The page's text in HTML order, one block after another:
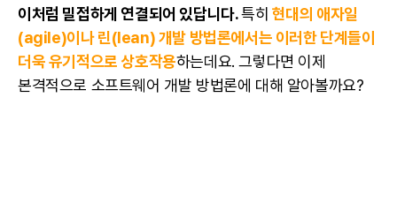
이처럼 밀접하게 연결되어 있답니다.특히 현대의 애자일
(agile)이나 린(lean) 개발 방법론에서는 이러한 단계들이
더욱 유기적으로 상호작용하는데요. 그렇다면 이제
본격적으로 소프트웨어 개발 방법론에 대해 알아볼까요?